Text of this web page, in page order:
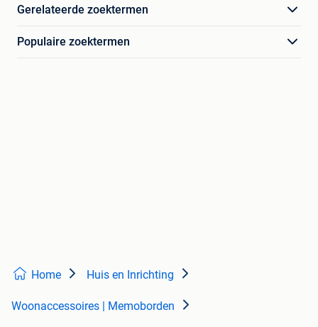
Gerelateerde zoektermen
Populaire zoektermen
Home Huis en Inrichting
Woonaccessoires | Memoborden